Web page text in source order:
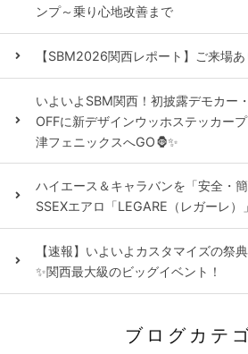
ンプ～乗り心地改善まで
【SBM2026関西レポート】ご来場
いよいよSBM関西！初披露デモカー
OFFに新デザインウッホステッカー
津フェニックスへGO🦍✨
ハイエース＆キャラバンを「安全・
SSEXエアロ「LEGARE（レガーレ）
【速報】いよいよカスタマイズの祭
✨関西最大級のビッグイベント！
ブログカテ